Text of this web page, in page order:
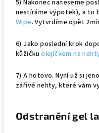
5) Nakonec naneseme
nestíráme výpotek), a to
Wipe. Vytvrdíme opět
6) Jako poslední krok
kůžičkuolejíčkem na
7) A hotovo. Nyní už si
zářivé nehty, které vám
Odstranění gel